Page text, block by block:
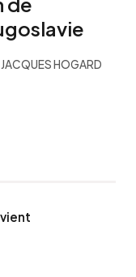
JACQUES HOGARD